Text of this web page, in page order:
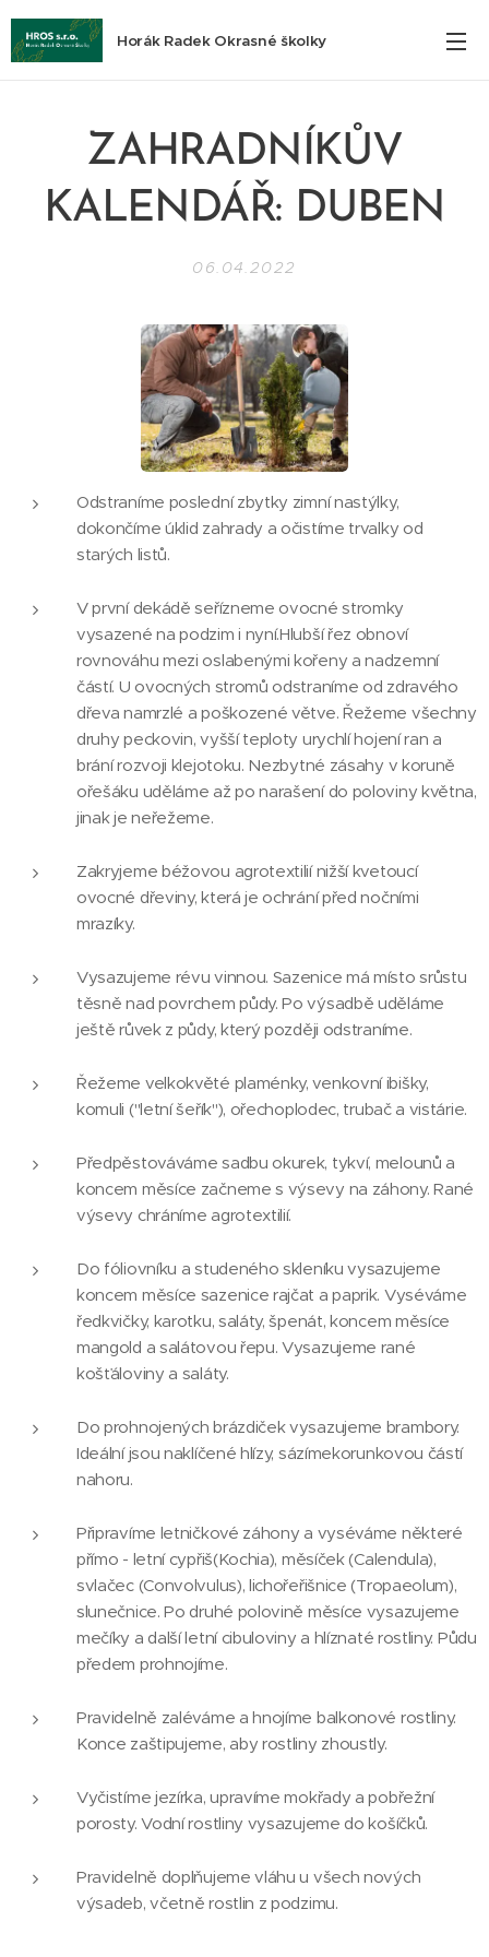
Horák Radek Okrasné školky
ZAHRADNÍKŮV
KALENDÁŘ: DUBEN
06.04.2022
Odstraníme poslední zbytky zimní nastýlky,
dokončíme úklid zahrady a očistíme trvalky od
starých listů.
V první dekádě seřízneme ovocné stromky
vysazené na podzim i nyní.Hlubší řez obnoví
rovnováhu mezi oslabenými kořeny a nadzemní
částí. U ovocných stromů odstraníme od zdravého
dřeva namrzlé a poškozené větve. Řežeme všechny
druhy peckovin, vyšší teploty urychlí hojení ran a
brání rozvoji klejotoku. Nezbytné zásahy v koruně
ořešáku uděláme až po narašení do poloviny května,
jinak je neřežeme.
Zakryjeme béžovou agrotextilií nižší kvetoucí
ovocné dřeviny, která je ochrání před nočními
mrazíky.
Vysazujeme révu vinnou. Sazenice má místo srůstu
těsně nad povrchem půdy. Po výsadbě uděláme
ještě růvek z půdy, který později odstraníme.
Řežeme velkokvěté plaménky, venkovní ibišky,
komuli ("letní šeřík"), ořechoplodec, trubač a vistárie.
Předpěstováváme sadbu okurek, tykví, melounů a
koncem měsíce začneme s výsevy na záhony. Rané
výsevy chráníme agrotextilií.
Do fóliovníku a studeného skleníku vysazujeme
koncem měsíce sazenice rajčat a paprik. Vyséváme
ředkvičky, karotku, saláty, špenát, koncem měsíce
mangold a salátovou řepu. Vysazujeme rané
košťáloviny a saláty.
Do prohnojených brázdiček vysazujeme brambory.
Ideální jsou naklíčené hlízy, sázímekorunkovou částí
nahoru.
Připravíme letničkové záhony a vyséváme některé
přímo - letní cypřiš(Kochia), měsíček (Calendula),
svlačec (Convolvulus), lichořeřišnice (Tropaeolum),
slunečnice. Po druhé polovině měsíce vysazujeme
mečíky a další letní cibuloviny a hlíznaté rostliny. Půdu
předem prohnojíme.
Pravidelně zaléváme a hnojíme balkonové rostliny.
Konce zaštipujeme, aby rostliny zhoustly.
Vyčistíme jezírka, upravíme mokřady a pobřežní
porosty. Vodní rostliny vysazujeme do košíčků.
Pravidelně doplňujeme vláhu u všech nových
výsadeb, včetně rostlin z podzimu.